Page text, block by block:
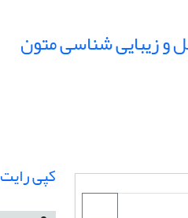
و زیبایی شناسی متون
کپی رایت